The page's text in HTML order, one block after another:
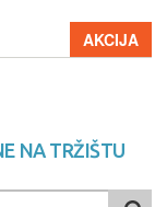
AKCIJA
NA TRŽIŠTU